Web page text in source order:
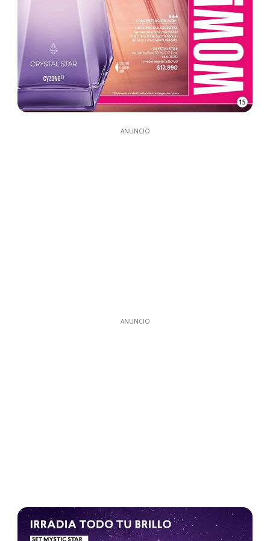
15
ANUNCIO
ANUNCIO